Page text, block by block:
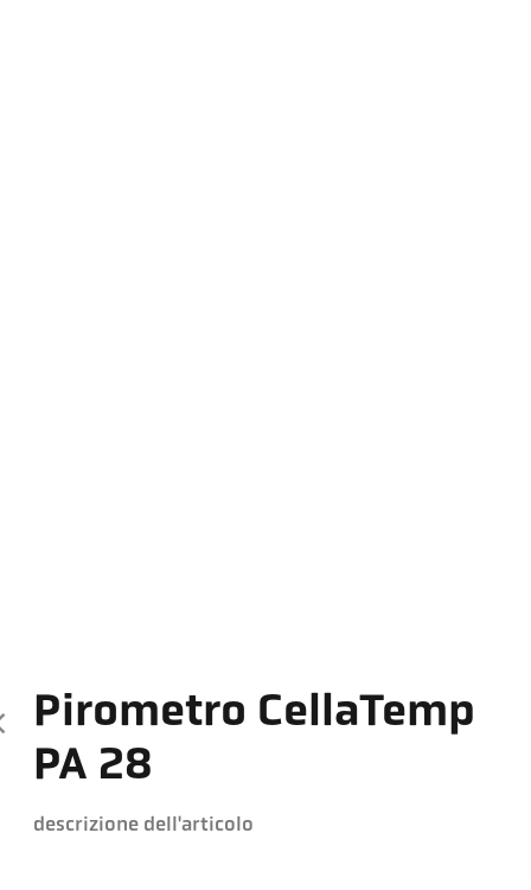
Pirometro CellaTemp
PA 28
descrizione dell'articolo